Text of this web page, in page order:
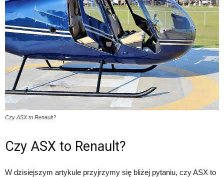
Czy ASX to Renault?
Czy ASX to Renault?
W dzisiejszym artykule przyjrzymy się bliżej pytaniu, czy ASX to